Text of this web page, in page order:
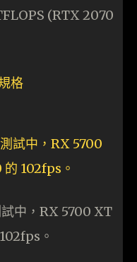
(RTX 2070
中，RX 5700 XT
。